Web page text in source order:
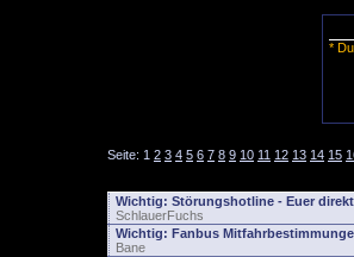
*
Seite: 1 2 3 4 5 6 7 8 9 10 11 12 13 14 15
Wichtig: Störungshotline - Euer
SchlauerFuchs
Wichtig: Fanbus
Bane